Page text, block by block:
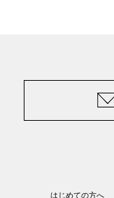
はじめての方へ